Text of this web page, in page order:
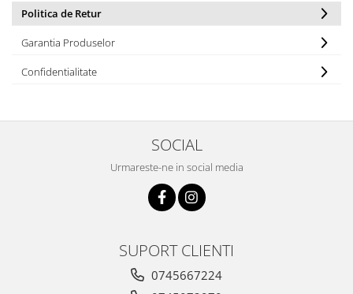
Politica de Retur
Garantia Produselor
Confidentialitate
SOCIAL
Urmareste-ne in social media
SUPORT CLIENTI
0745667224